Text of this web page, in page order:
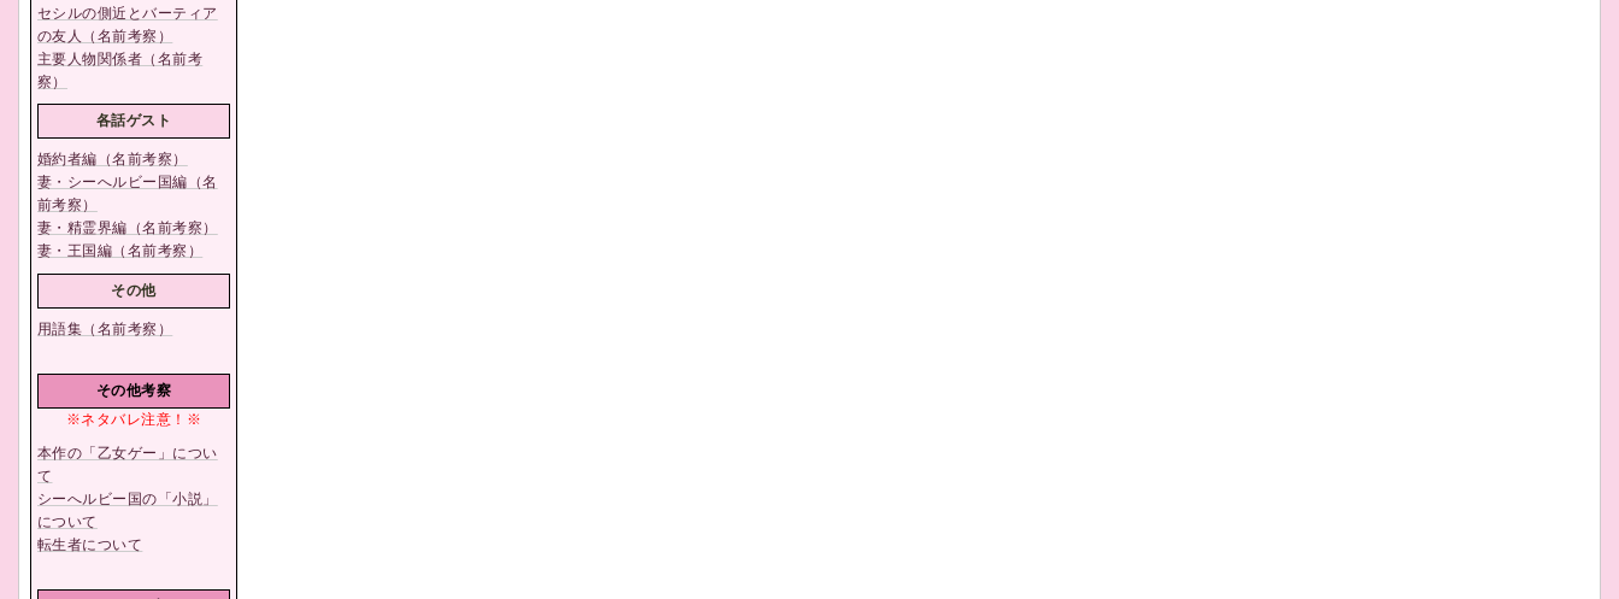
セシルの側近とバーティア
の友人（名前考察）
主要人物関係者（名前考
察）
各話ゲスト
婚約者編（名前考察）
妻・シーへルビー国編（名
前考察）
妻・精霊界編（名前考察）
妻・王国編（名前考察）
その他
用語集（名前考察）
その他考察
※ネタバレ注意！※
本作の「乙女ゲー」につい
て
シーへルビー国の「小説」
について
転生者について